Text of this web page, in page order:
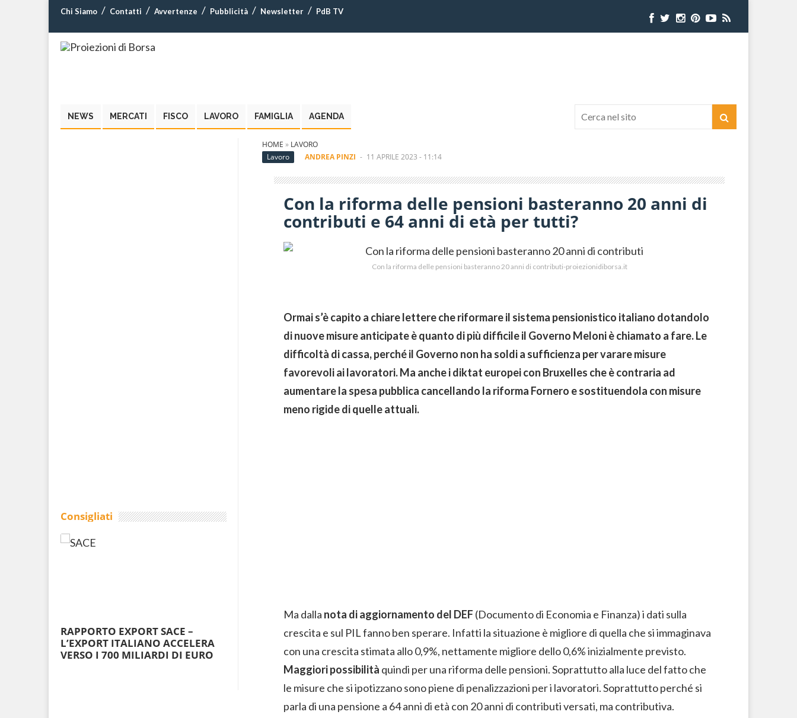
Chi Siamo Contatti Avvertenze Pubblicità Newsletter PdB TV
NEWS MERCATI FISCO LAVORO FAMIGLIA AGENDA
HOME » LAVORO
Lavoro
ANDREA PINZI - 11 APRILE 2023 - 11:14
Con la riforma delle pensioni basteranno 20 anni di
contributi e 64 anni di età per tutti?
Con la riforma delle pensioni basteranno 20 anni di contributi-proiezionidiborsa.it
Ormai s’è capito a chiare lettere che riformare il sistema pensionistico italiano dotandolo
di nuove misure anticipate è quanto di più difficile il Governo Meloni è chiamato a fare. Le
difficoltà di cassa, perché il Governo non ha soldi a sufficienza per varare misure
favorevoli ai lavoratori. Ma anche i diktat europei con Bruxelles che è contraria ad
aumentare la spesa pubblica cancellando la riforma Fornero e sostituendola con misure
meno rigide di quelle attuali.
Ma dalla nota di aggiornamento del DEF (Documento di Economia e Finanza) i dati sulla
crescita e sul PIL fanno ben sperare. Infatti la situazione è migliore di quella che si immaginava
con una crescita stimata allo 0,9%, nettamente migliore dello 0,6% inizialmente previsto.
Maggiori possibilità quindi per una riforma delle pensioni. Soprattutto alla luce del fatto che
le misure che si ipotizzano sono piene di penalizzazioni per i lavoratori. Soprattutto perché si
parla di una pensione a 64 anni di età con 20 anni di contributi versati, ma contributiva.
Consigliati
RAPPORTO EXPORT SACE –
L’EXPORT ITALIANO ACCELERA
VERSO I 700 MILIARDI DI EURO